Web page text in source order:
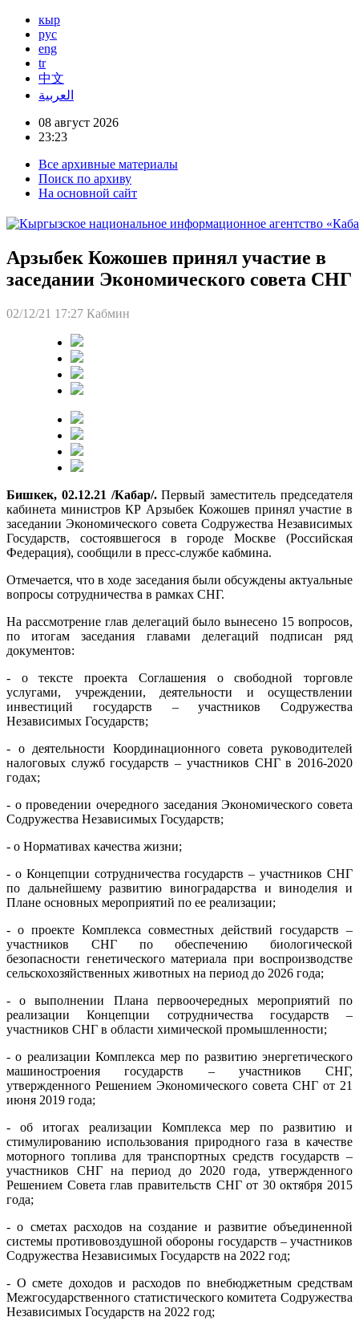
кыр
рус
eng
tr
中文
العربية
08 август 2026
23:23
Все архивные материалы
Поиск по архиву
На основной сайт
Арзыбек Кожошев принял участие в
заседании Экономического совета СНГ
02/12/21 17:27 Кабмин
Бишкек, 02.12.21 /Кабар/.Первый заместитель председателя
кабинета министров КР Арзыбек Кожошев принял участие в
заседании Экономического совета Содружества Независимых
Государств, состоявшегося в городе Москве (Российская
Федерация), сообщили в пресс-службе кабмина.
Отмечается, что в ходе заседания были обсуждены актуальные
вопросы сотрудничества в рамках СНГ.
На рассмотрение глав делегаций было вынесено 15 вопросов,
по итогам заседания главами делегаций подписан ряд
документов:
- о тексте проекта Соглашения о свободной торговле
услугами, учреждении, деятельности и осуществлении
инвестиций государств – участников Содружества
Независимых Государств;
- о деятельности Координационного совета руководителей
налоговых служб государств – участников СНГ в 2016-2020
годах;
- о проведении очередного заседания Экономического совета
Содружества Независимых Государств;
- о Нормативах качества жизни;
- о Концепции сотрудничества государств – участников СНГ
по дальнейшему развитию виноградарства и виноделия и
Плане основных мероприятий по ее реализации;
- о проекте Комплекса совместных действий государств –
участников СНГ по обеспечению биологической
безопасности генетического материала при воспроизводстве
сельскохозяйственных животных на период до 2026 года;
- о выполнении Плана первоочередных мероприятий по
реализации Концепции сотрудничества государств –
участников СНГ в области химической промышленности;
- о реализации Комплекса мер по развитию энергетического
машиностроения государств – участников СНГ,
утвержденного Решением Экономического совета СНГ от 21
июня 2019 года;
- об итогах реализации Комплекса мер по развитию и
стимулированию использования природного газа в качестве
моторного топлива для транспортных средств государств –
участников СНГ на период до 2020 года, утвержденного
Решением Совета глав правительств СНГ от 30 октября 2015
года;
- о сметах расходов на создание и развитие объединенной
системы противовоздушной обороны государств – участников
Содружества Независимых Государств на 2022 год;
- О смете доходов и расходов по внебюджетным средствам
Межгосударственного статистического комитета Содружества
Независимых Государств на 2022 год;